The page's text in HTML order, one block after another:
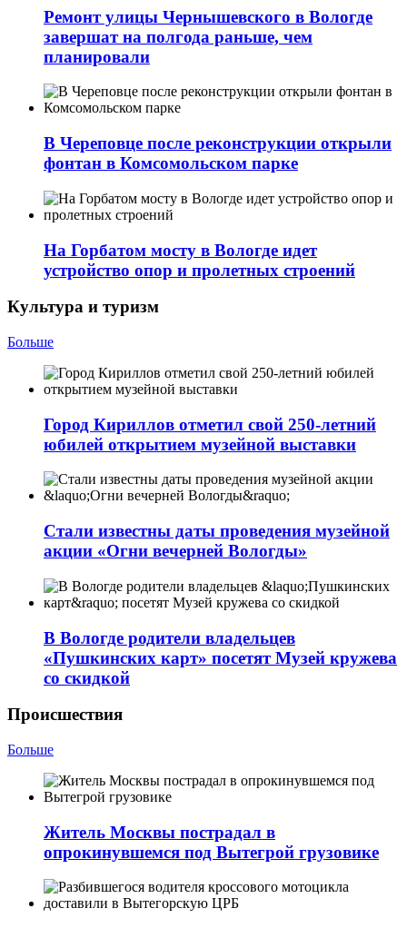
Ремонт улицы Чернышевского в Вологде
завершат на полгода раньше, чем
планировали
В Череповце после реконструкции открыли
фонтан в Комсомольском парке
На Горбатом мосту в Вологде идет
устройство опор и пролетных строений
Культура и туризм
Больше
Город Кириллов отметил свой 250-летний
юбилей открытием музейной выставки
Стали известны даты проведения музейной
акции «Огни вечерней Вологды»
В Вологде родители владельцев
«Пушкинских карт» посетят Музей кружева
со скидкой
Происшествия
Больше
Житель Москвы пострадал в
опрокинувшемся под Вытегрой грузовике